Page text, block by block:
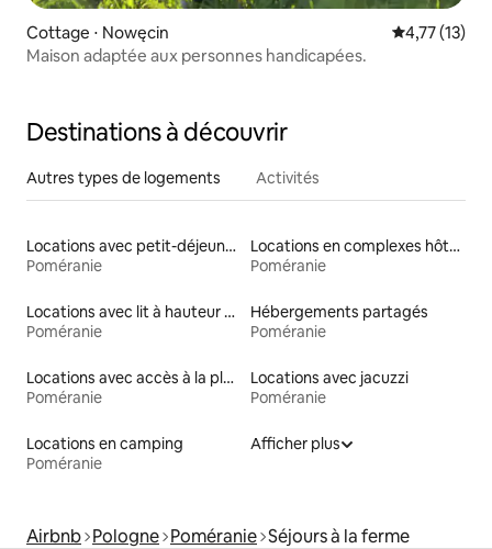
Cottage ⋅ Nowęcin Évaluation
4,77 (13)
Maison adaptée aux personnes handicapées.
Destinations à découvrir
Autres types de logements Activités
Locations avec petit-déjeuner
Poméranie
Locations en complexes hôteliers
Poméranie
Locations avec lit à hauteur adaptée
Poméranie
Hébergements partagés
Poméranie
Locations avec accès à la plage
Poméranie
Locations avec jacuzzi
Poméranie
Locations en camping
Poméranie
Afficher plus
Airbnb Pologne Poméranie Séjours à la ferme